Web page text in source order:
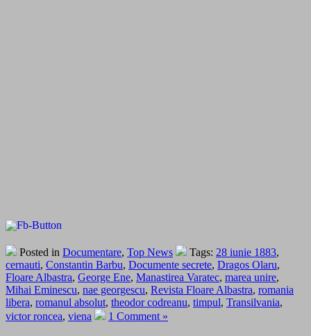
Posted in Documentare, Top News Tags: 28 iunie 1883,
cernauti, Constantin Barbu, Documente secrete, Dragos Olaru,
Floare Albastra, George Ene, Manastirea Varatec, marea unire,
Mihai Eminescu, nae georgescu, Revista Floare Albastra, romania
libera, romanul absolut, theodor codreanu, timpul, Transilvania,
victor roncea, viena 1 Comment »